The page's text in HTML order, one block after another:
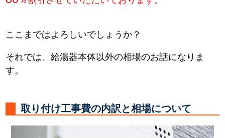
ここまではよろしいでしょうか？
それでは、給湯器本体以外の相場のお話になりま
す。
取り付け工事費の内訳と相場について